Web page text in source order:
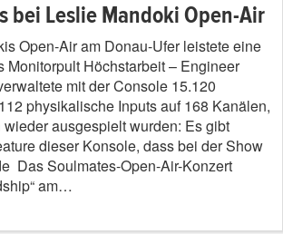
bei Leslie Mandoki Open-Air
Open-Air am Donau-Ufer leistete eine
Monitorpult Höchstarbeit – Engineer
mit der Console 15.120
physikalische Inputs auf 168 Kanälen,
ausgespielt wurden: Es gibt
dieser Konsole, dass bei der Show
Das Soulmates-Open-Air-Konzert
am…